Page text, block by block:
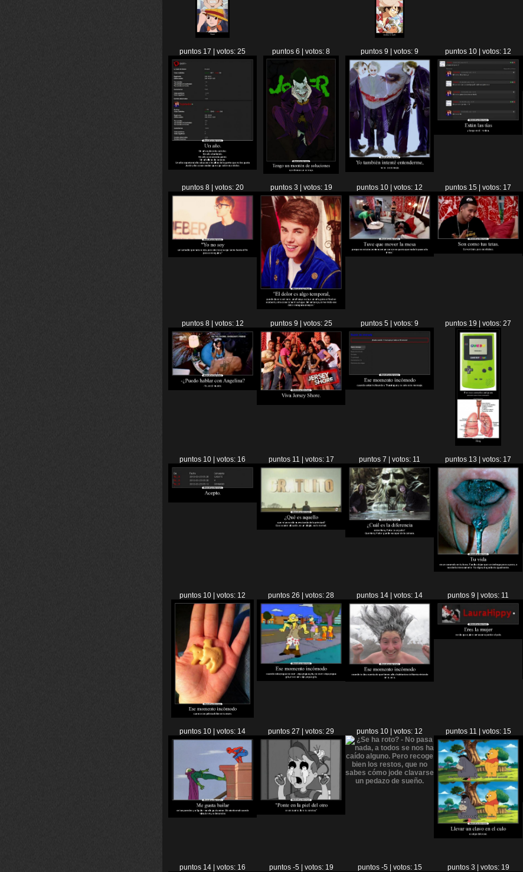
puntos 17 | votos: 25 puntos 6 | votos: 8 puntos 9 | votos: 9 puntos 10 | votos: 12
puntos 8 | votos: 20 puntos 3 | votos: 19 puntos 10 | votos: 12 puntos 15 | votos: 17
puntos 8 | votos: 12 puntos 9 | votos: 25 puntos 5 | votos: 9 puntos 19 | votos: 27
puntos 10 | votos: 16 puntos 11 | votos: 17 puntos 7 | votos: 11 puntos 13 | votos: 17
puntos 10 | votos: 12 puntos 26 | votos: 28 puntos 14 | votos: 14 puntos 9 | votos: 11
puntos 10 | votos: 14 puntos 27 | votos: 29 puntos 10 | votos: 12 puntos 11 | votos: 15
puntos 14 | votos: 16 puntos -5 | votos: 19 puntos -5 | votos: 15 puntos 3 | votos: 19